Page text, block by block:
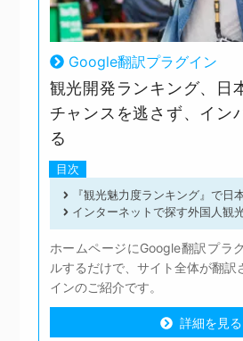
Google翻訳プラグイン
観光開発ランキング、日
チャンスを逃さず、イン
る
目次
『観光魅力度ランキング』で日
インターネットで探す外国人観
ホームページにGoogle翻訳プラ
ルするだけで、サイト全体が翻訳
インのご紹介です。
詳細を見る